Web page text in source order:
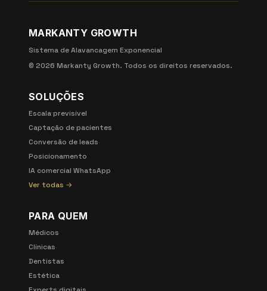
MARKANTY GROWTH
Sistema de Alavancagem Exponencial
© 2026 Markanty Growth. Todos os direitos reservados.
SOLUÇÕES
Escala previsível
Captação de pacientes
Conversão de leads
Posicionamento
IA comercial WhatsApp
Ver todas →
PARA QUEM
Médicos
Clínicas
Dentistas
Estética